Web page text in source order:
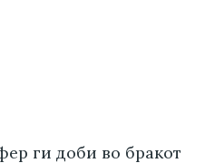
ги доби во бракот